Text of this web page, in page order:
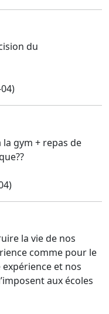
du
la gym + repas de
la vie de nos
comme pour le
et nos
aux écoles